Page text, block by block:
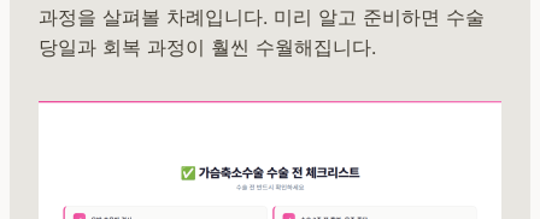
과정을 살펴볼 차례입니다. 미리 알고 준비하면 수술
당일과 회복 과정이 훨씬 수월해집니다.